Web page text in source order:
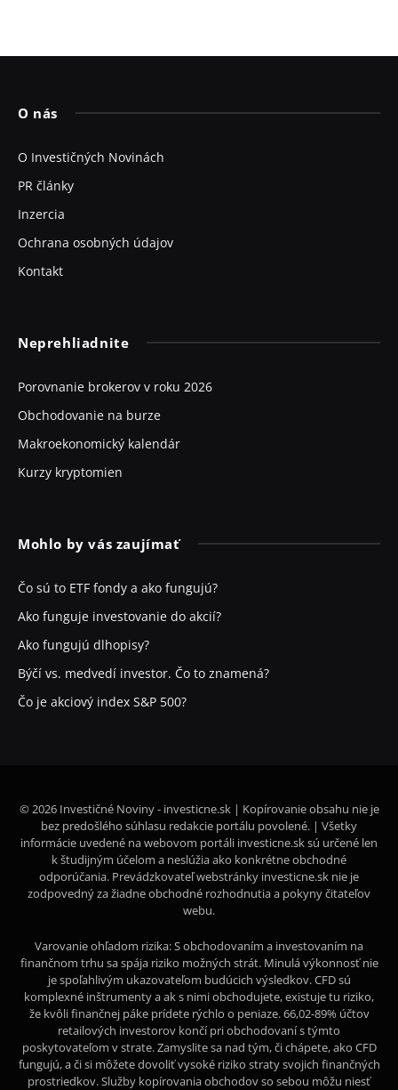
O nás
O Investičných Novinách
PR články
Inzercia
Ochrana osobných údajov
Kontakt
Neprehliadnite
Porovnanie brokerov v roku 2026
Obchodovanie na burze
Makroekonomický kalendár
Kurzy kryptomien
Mohlo by vás zaujímať
Čo sú to ETF fondy a ako fungujú?
Ako funguje investovanie do akcií?
Ako fungujú dlhopisy?
Býčí vs. medvedí investor. Čo to znamená?
Čo je akciový index S&P 500?
© 2026 Investičné Noviny - investicne.sk | Kopírovanie obsahu nie je
bez predošlého súhlasu redakcie portálu povolené. | Všetky
informácie uvedené na webovom portáli investicne.sk sú určené len
k študijným účelom a neslúžia ako konkrétne obchodné
odporúčania. Prevádzkovateľ webstránky investicne.sk nie je
zodpovedný za žiadne obchodné rozhodnutia a pokyny čitateľov
webu.
Varovanie ohľadom rizika: S obchodovaním a investovaním na
finančnom trhu sa spája riziko možných strát. Minulá výkonnosť nie
je spoľahlivým ukazovateľom budúcich výsledkov. CFD sú
komplexné inštrumenty a ak s nimi obchodujete, existuje tu riziko,
že kvôli finančnej páke prídete rýchlo o peniaze. 66,02-89% účtov
retailových investorov končí pri obchodovaní s týmto
poskytovateľom v strate. Zamyslite sa nad tým, či chápete, ako CFD
fungujú, a či si môžete dovoliť vysoké riziko straty svojich finančných
prostriedkov. Služby kopírovania obchodov so sebou môžu niesť